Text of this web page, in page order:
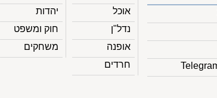
אוכל
נדל"ן
אופנה
חרדים
יהדות
חוק ומשפט
משחקים